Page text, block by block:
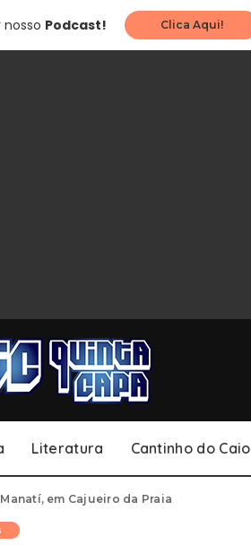
Podcast! Clica Aqui!
Literatura Cantinho do Caio
em Cajueiro da Praia